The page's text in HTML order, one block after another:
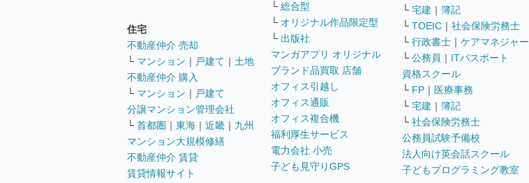
住宅
不動産仲介 売却
└ マンション ｜ 戸建て ｜ 土地
不動産仲介 購入
└ マンション ｜ 戸建て
分譲マンション管理会社
└ 首都圏 ｜ 東海 ｜ 近畿 ｜ 九州
マンション大規模修繕
不動産仲介 賃貸
賃貸情報サイト
└ 総合型
└ オリジナル作品限定型
└ 出版社
マンガアプリ オリジナル
ブランド品買取 店舗
オフィス引越し
オフィス通販
オフィス複合機
福利厚生サービス
電力会社 小売
子ども見守りGPS
└ 宅建 ｜ 簿記
└ TOEIC ｜ 社会保険労務士
└ 行政書士 ｜ ケアマネジャー
└ 公務員 ｜ ITパスポート
資格スクール
└ FP ｜ 医療事務
└ 宅建 ｜ 簿記
└ 社会保険労務士
公務員試験予備校
法人向け英会話スクール
子どもプログラミング教室